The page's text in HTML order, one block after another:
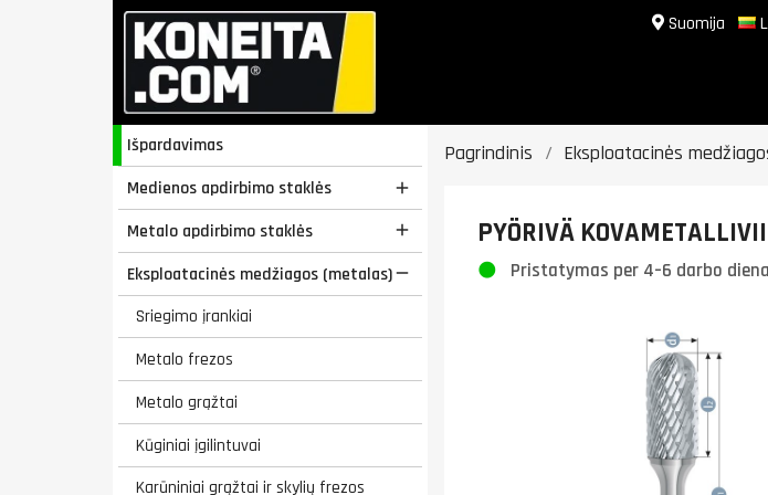
Suomija
Išpardavimas
Medienos apdirbimo staklės

Metalo apdirbimo staklės 
Eksploatacinės medžiagos (metalas)
Sriegimo įrankiai
Metalo frezos
Metalo grąžtai
Kūginiai įgilintuvai
Karūniniai grąžtai ir skylių frezos
Pagrindinis Eksploatacinės
PYÖRIVÄ
Pristatymas per 4–6 darbo